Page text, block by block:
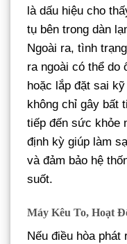
là dấu hiệu cho
tụ bên trong dàn
Ngoài ra, tình
ra ngoài có thể do
hoặc lắp đặt sai
không chỉ gây bất
tiếp đến sức khỏe
định kỳ giúp làm
và đảm bảo hệ
suốt.
Máy Kêu To, Hoạt
Nếu điều hòa